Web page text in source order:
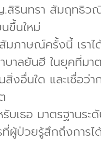
รินทรา สัมฤทธิว
ขึ้นใหม่
มภาษณ์ครั้งนี้ เรา
บาลยันฮี ในยุคที่มา
สิ่งอื่นใด และเชื่อว่
รับเธอ มาตรฐานร
ที่ผู้ป่วยรู้สึกถึงการ